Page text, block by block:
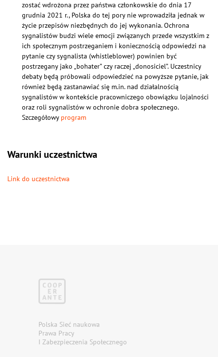
zostać wdrożona przez państwa członkowskie do dnia 17
grudnia 2021 r., Polska do tej pory nie wprowadziła jednak w
życie przepisów niezbędnych do jej wykonania. Ochrona
sygnalistów budzi wiele emocji związanych przede wszystkim z
ich społecznym postrzeganiem i koniecznością odpowiedzi na
pytanie czy sygnalista (whistleblower) powinien być
postrzegany jako „bohater” czy raczej „donosiciel”. Uczestnicy
debaty będą próbowali odpowiedzieć na powyższe pytanie, jak
również będą zastanawiać się m.in. nad działalnością
sygnalistów w kontekście pracowniczego obowiązku lojalności
oraz roli sygnalistów w ochronie dobra społecznego.
Szczegółowy program
Warunki uczestnictwa
Link do uczestnictwa
Polska Sieć naukowa
Prawa Pracy
I Zabezpieczenia Społecznego